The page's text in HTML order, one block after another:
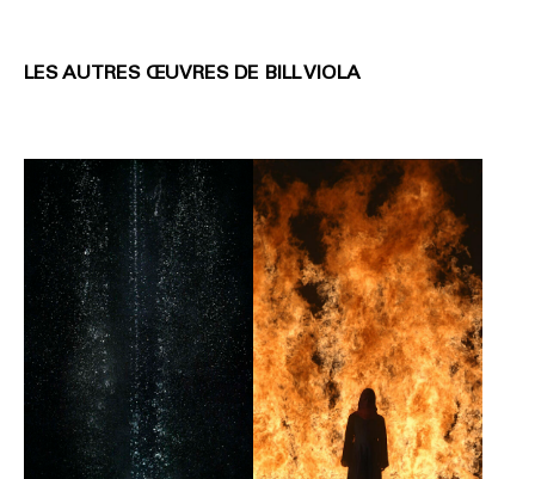
LES AUTRES ŒUVRES DE BILL VIOLA